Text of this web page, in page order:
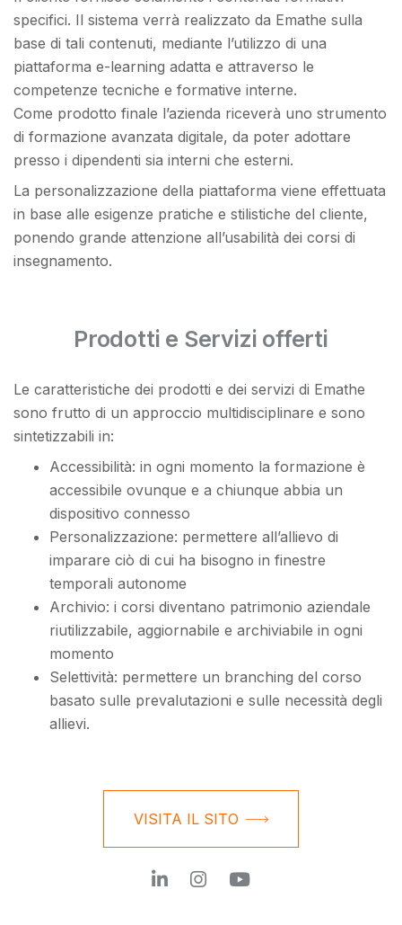
specifici. Il sistema verrà realizzato da Emathe sulla
base di tali contenuti, mediante l’utilizzo di una
piattaforma e-learning adatta e attraverso le
competenze tecniche e formative interne.
Come prodotto finale l’azienda riceverà uno strumento
di formazione avanzata digitale, da poter adottare
presso i dipendenti sia interni che esterni.
La personalizzazione della piattaforma viene effettuata
in base alle esigenze pratiche e stilistiche del cliente,
ponendo grande attenzione all’usabilità dei corsi di
insegnamento.
Prodotti e Servizi offerti
Le caratteristiche dei prodotti e dei servizi di Emathe
sono frutto di un approccio multidisciplinare e sono
sintetizzabili in:
Accessibilità: in ogni momento la formazione è
accessibile ovunque e a chiunque abbia un
dispositivo connesso
Personalizzazione: permettere all’allievo di
imparare ciò di cui ha bisogno in finestre
temporali autonome
Archivio: i corsi diventano patrimonio aziendale
riutilizzabile, aggiornabile e archiviabile in ogni
momento
Selettività: permettere un branching del corso
basato sulle prevalutazioni e sulle necessità degli
allievi.
VISITA IL SITO